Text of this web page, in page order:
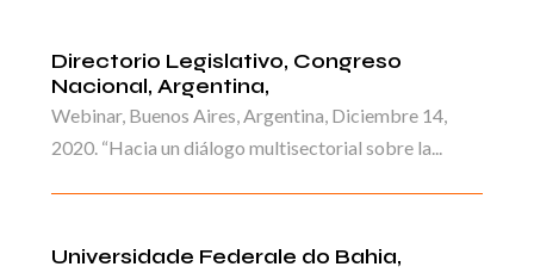
Directorio Legislativo, Congreso
Nacional, Argentina,
Webinar, Buenos Aires, Argentina, Diciembre 14,
2020. “Hacia un diálogo multisectorial sobre la...
Universidade Federale do Bahia,